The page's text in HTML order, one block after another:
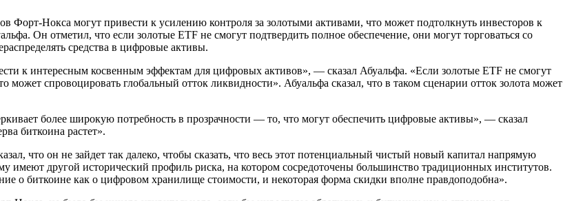
Форт-Нокса могут привести к усилению контроля за золотыми активами, что может подтолкнуть инвесторов к
Он отметил, что если золотые ETF не смогут подтвердить полное обеспечение, они могут торговаться со
средства в цифровые активы.
к интересным косвенным эффектам для цифровых активов», — сказал Абуальфа. «Если золотые ETF не смогут
может спровоцировать глобальный отток ликвидности». Абуальфа сказал, что в таком сценарии отток золота может
более широкую потребность в прозрачности — то, что могут обеспечить цифровые активы», — сказал
биткоина растет».
что он не зайдет так далеко, чтобы сказать, что весь этот потенциальный чистый новый капитал напрямую
имеют другой исторический профиль риска, на котором сосредоточены большинство традиционных институтов.
о биткоине как о цифровом хранилище стоимости, и некоторая форма скидки вполне правдоподобна».